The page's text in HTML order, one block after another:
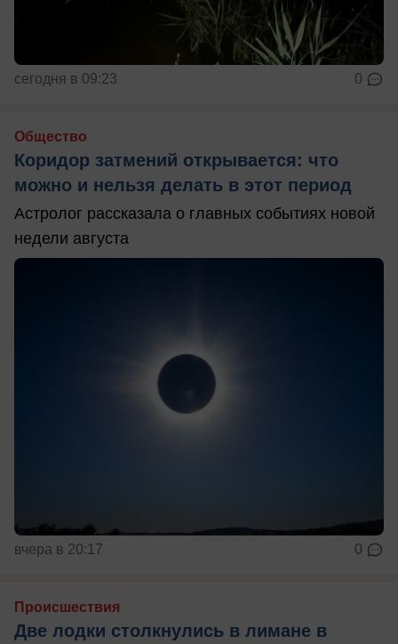
сегодня в 09:23 0
Общество
Коридор затмений открывается: что
можно и нельзя делать в этот период
Астролог рассказала о главных событиях новой
недели августа
вчера в 20:17 0
Происшествия
Две лодки столкнулись в лимане в